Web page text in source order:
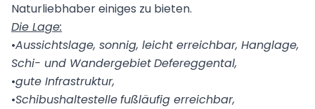
Naturliebhaber einiges zu bieten.
Die Lage:
•Aussichtslage, sonnig, leicht erreichbar, Hanglage,
Schi- und WandergebietDefereggental,
•gute Infrastruktur,
•Schibushaltestellefußläufig erreichbar,